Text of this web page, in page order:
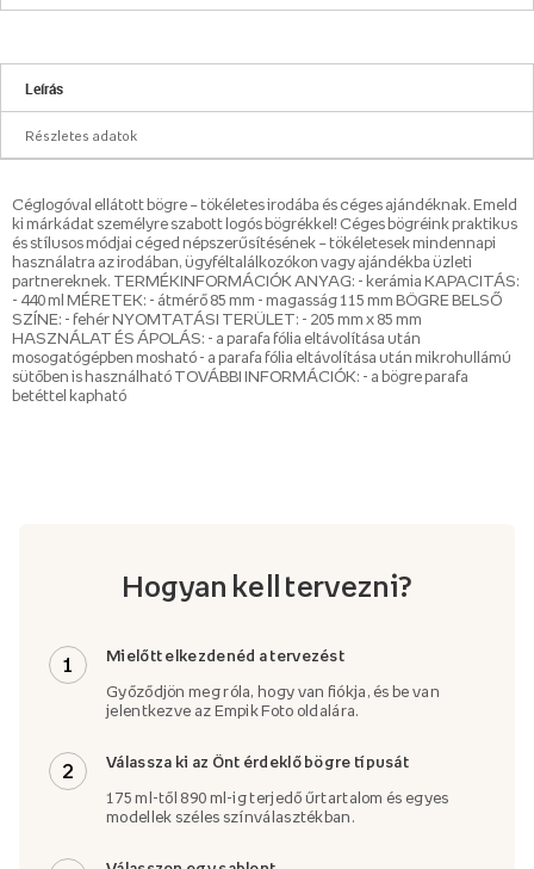
Leírás
Részletes adatok
Céglogóval ellátott bögre – tökéletes irodába és céges ajándéknak. Emeld
ki márkádat személyre szabott logós bögrékkel! Céges bögréink praktikus
és stílusos módjai céged népszerűsítésének – tökéletesek mindennapi
használatra az irodában, ügyféltalálkozókon vagy ajándékba üzleti
partnereknek. TERMÉKINFORMÁCIÓK ANYAG: - kerámia KAPACITÁS:
- 440 ml MÉRETEK: - átmérő 85 mm - magasság 115 mm BÖGRE BELSŐ
SZÍNE: - fehér NYOMTATÁSI TERÜLET: - 205 mm x 85 mm
HASZNÁLAT ÉS ÁPOLÁS: - a parafa fólia eltávolítása után
mosogatógépben mosható - a parafa fólia eltávolítása után mikrohullámú
sütőben is használható TOVÁBBI INFORMÁCIÓK: - a bögre parafa
betéttel kapható
Hogyan kell tervezni?
1 Mielőtt elkezdenéd a tervezést
Győződjön meg róla, hogy van fiókja, és be van
jelentkezve az Empik Foto oldalára.
2 Válassza ki az Önt érdeklő bögre típusát
175 ml-től 890 ml-ig terjedő űrtartalom és egyes
modellek széles színválasztékban.